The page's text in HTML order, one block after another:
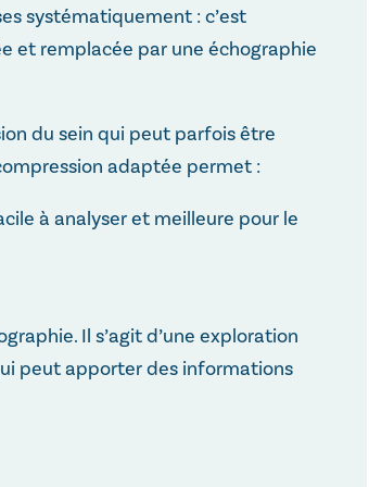
systématiquement : c’est
et remplacée par une échographie
du sein qui peut parfois être
adaptée permet :
à analyser et meilleure pour le
Il s’agit d’une exploration
peut apporter des informations